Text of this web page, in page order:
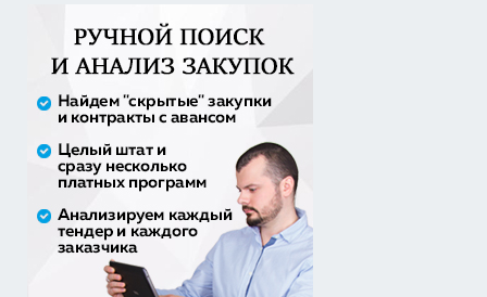
Оказание услуги по ремонту и техническому
979 492,71 руб. - сумма сделки
50% аванс;
приобретение жилого помещения (квартиры) в
1 538 252,80 руб. - сумма сделки
30% аванс;